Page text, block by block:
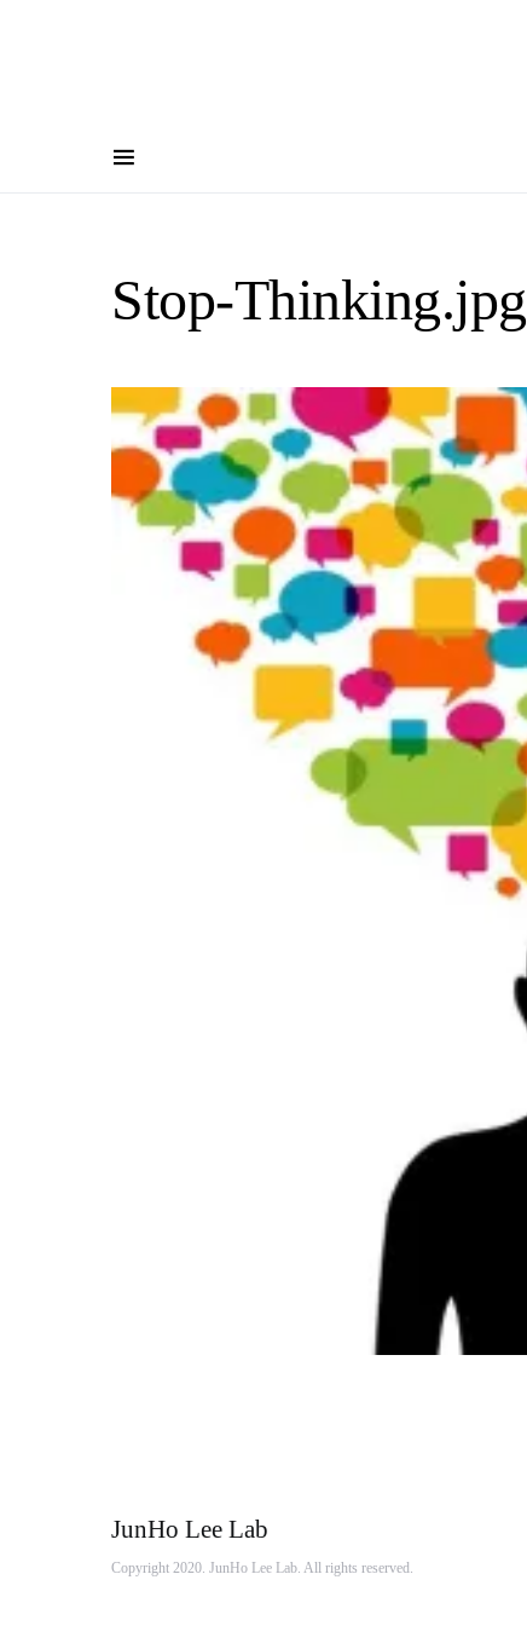
Stop-Thinking.jpg
JunHo Lee Lab
Copyright 2020. JunHo Lee Lab. All rights reserved.